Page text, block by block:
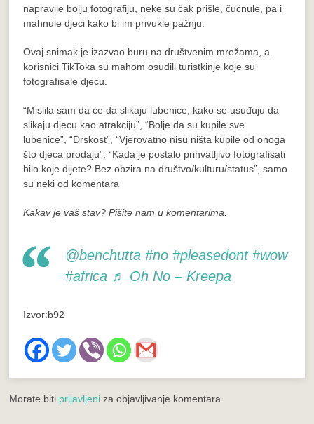
napravile bolju fotografiju, neke su čak prišle, čučnule, pa i
mahnule djeci kako bi im privukle pažnju.
Ovaj snimak je izazvao buru na društvenim mrežama, a
korisnici TikToka su mahom osudili turistkinje koje su
fotografisale djecu.
“Mislila sam da će da slikaju lubenice, kako se usuđuju da
slikaju djecu kao atrakciju”, “Bolje da su kupile sve
lubenice”, “Drskost”, “Vjerovatno nisu ništa kupile od onoga
što djeca prodaju”, “Kada je postalo prihvatljivo fotografisati
bilo koje dijete? Bez obzira na društvo/kulturu/status”, samo
su neki od komentara
Kakav je vaš stav? Pišite nam u komentarima.
@benchutta #no #pleasedont #wow
#africa ♬ Oh No – Kreepa
Izvor:b92
Morate biti prijavljeni za objavljivanje komentara.